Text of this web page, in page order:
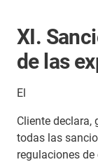
XI.
de las
El
Cliente declara,
todas las
regulaciones